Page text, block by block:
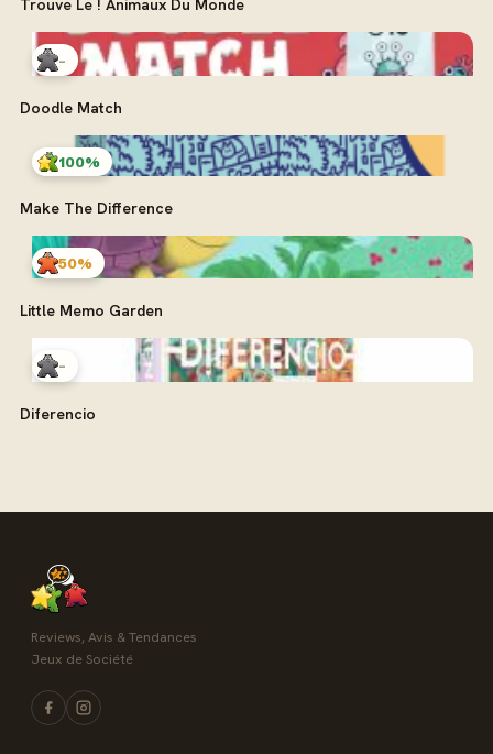
Trouve Le ! Animaux Du Monde
-
Doodle Match
100%
Make The Difference
50%
Little Memo Garden
-
Diferencio
Reviews, Avis & Tendances
Jeux de Société